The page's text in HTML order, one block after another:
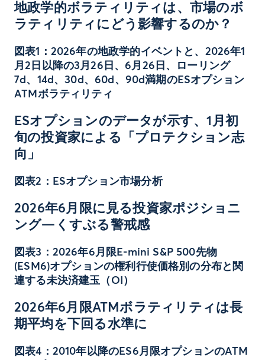
地政学的ボラティリティは、市場のボ
ラティリティにどう影響するのか？
図表1：2026年の地政学的イベントと、2026年1
月2日以降の3月26日、6月26日、ローリング
7d、14d、30d、60d、90d満期のESオプション
ATMボラティリティ
ESオプションのデータが示す、1月初
旬の投資家による「プロテクション志
向」
図表2：ESオプション市場分析
2026年6月限に見る投資家ポジショニ
ング—くすぶる警戒感
図表3：2026年6月限E-mini S&P 500先物
(ESM6)オプションの権利行使価格別の分布と関
連する未決済建玉（OI）
2026年6月限ATMボラティリティは長
期平均を下回る水準に
図表4：2010年以降のES6月限オプションのATM